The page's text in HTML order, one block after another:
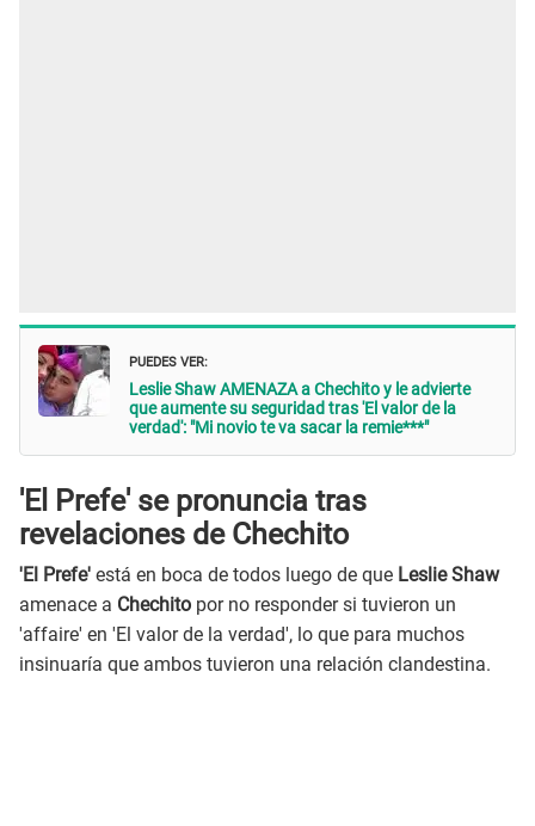
PUEDES VER:
Leslie Shaw AMENAZA a Chechito y le advierte
que aumente su seguridad tras 'El valor de la
verdad': "Mi novio te va sacar la remie***"
'El Prefe' se pronuncia tras
revelaciones de Chechito
'El Prefe' está en boca de todos luego de que Leslie Shaw
amenace a Chechito por no responder si tuvieron un
'affaire' en 'El valor de la verdad', lo que para muchos
insinuaría que ambos tuvieron una relación clandestina.